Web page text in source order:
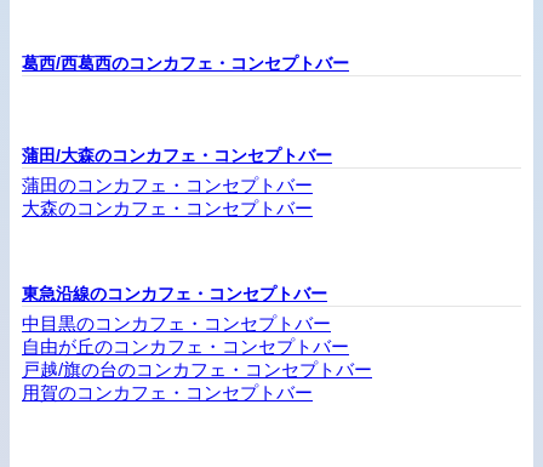
葛西/西葛西のコンカフェ・コンセプトバー
蒲田/大森のコンカフェ・コンセプトバー
蒲田のコンカフェ・コンセプトバー
大森のコンカフェ・コンセプトバー
東急沿線のコンカフェ・コンセプトバー
中目黒のコンカフェ・コンセプトバー
自由が丘のコンカフェ・コンセプトバー
戸越/旗の台のコンカフェ・コンセプトバー
用賀のコンカフェ・コンセプトバー